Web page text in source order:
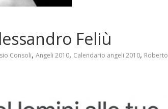
Feliù
Consoli, Angeli 2010, Calendario angeli 2010, Roberto